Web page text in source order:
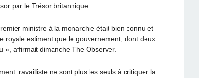
par le Trésor britannique.
ministre à la monarchie était bien connu et
royale estiment que le gouvernement, dont deux
», affirmait dimanche The Observer.
travailliste ne sont plus les seuls à critiquer la